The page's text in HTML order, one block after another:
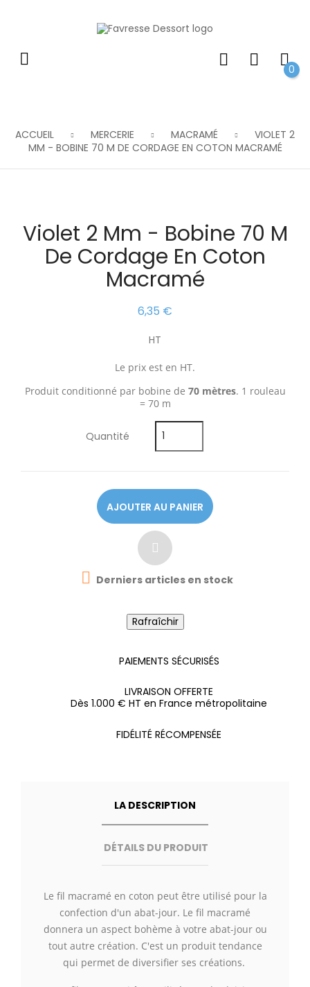
0
ACCUEIL MERCERIE MACRAMÉ
VIOLET 2
MM - BOBINE 70 M DE CORDAGE EN COTON MACRAMÉ
Violet 2 Mm - Bobine 70 M
De Cordage En Coton
Macramé
6,35 €
HT
Le prix est en HT.
Produit conditionné par bobine de 70 mètres. 1 rouleau
= 70 m
Quantité
AJOUTER AU PANIER
 Derniers articles en stock
PAIEMENTS SÉCURISÉS
LIVRAISON OFFERTE
Dès 1.000 € HT en France métropolitaine
FIDÉLITÉ RÉCOMPENSÉE
LA DESCRIPTION
DÉTAILS DU PRODUIT
Le fil macramé en coton peut être utilisé pour la
confection d'un abat-jour. Le fil macramé
donnera un aspect bohème à votre abat-jour ou
tout autre création. C'est un produit tendance
qui permet de diversifier ses créations.